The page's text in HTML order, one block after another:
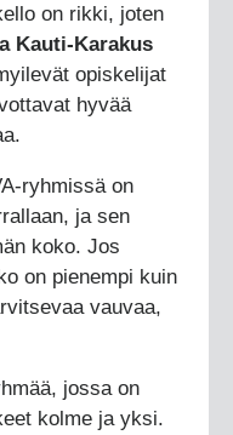
on rikki, joten
Kauti-Karakus
opiskelijat
hyvää
ryhmissä on
ja sen
koko. Jos
on pienempi kuin
vauvaa,
jossa on
kolme ja yksi.